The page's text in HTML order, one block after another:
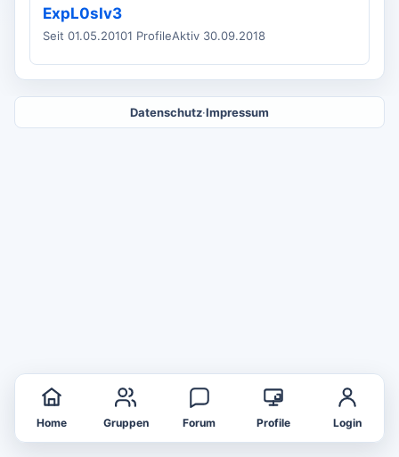
ExpL0sIv3
Seit 01.05.20101 ProfileAktiv 30.09.2018
Datenschutz·Impressum
Home Gruppen Forum Profile Login